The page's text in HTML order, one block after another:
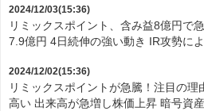
2024/12/03(15:36)
リミックスポイント、含み益8億円で
7.9億円 4日続伸の強い動き IR攻勢に
2024/12/02(15:36)
リミックスポイントが急騰！注目の
高い 出来高が急増し株価上昇 暗号資